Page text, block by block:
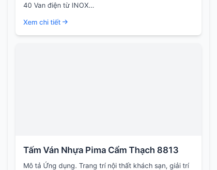
40 Van điện từ INOX…
Xem chi tiết
Tấm Ván Nhựa Pima Cẩm Thạch 8813
Mô tả Ứng dụng. Trang trí nội thất khách sạn, giải trí